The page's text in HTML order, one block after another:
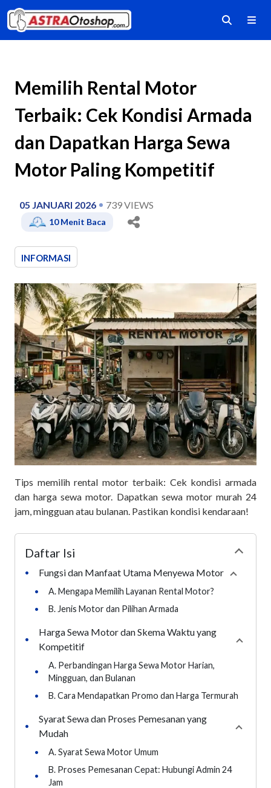
Memilih Rental Motor
Terbaik: Cek Kondisi Armada
dan Dapatkan Harga Sewa
Motor Paling Kompetitif
05 JANUARI 2026 739VIEWS
10Menit Baca
INFORMASI
Tips memilih rental motor terbaik: Cek kondisi armada
dan harga sewa motor. Dapatkan sewa motor murah 24
jam, mingguan atau bulanan. Pastikan kondisi kendaraan!
Daftar Isi
•
Fungsi dan Manfaat Utama Menyewa Motor Collapse
•
A. Mengapa Memilih Layanan Rental Motor?
•
B. Jenis Motor dan Pilihan Armada
•
Harga Sewa Motor dan Skema Waktu yang
Kompetitif
•
A. Perbandingan Harga Sewa Motor Harian,
Mingguan, dan Bulanan
•
B. Cara Mendapatkan Promo dan Harga Termurah
•
Syarat Sewa dan Proses Pemesanan yang
Mudah
• A. Syarat Sewa Motor Umum
•
B. Proses Pemesanan Cepat: Hubungi Admin 24
Jam